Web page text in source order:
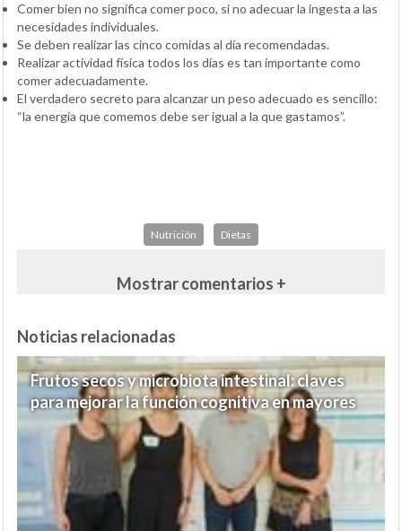
Comer bien no significa comer poco, si no adecuar la ingesta a las
necesidades individuales.
Se deben realizar las cinco comidas al día recomendadas.
Realizar actividad física todos los días es tan importante como
comer adecuadamente.
El verdadero secreto para alcanzar un peso adecuado es sencillo:
“la energía que comemos debe ser igual a la que gastamos”.
Nutrición Dietas
Mostrar comentarios +
Noticias relacionadas
Frutos secos y microbiota intestinal: claves
para mejorar la función cognitiva en mayores